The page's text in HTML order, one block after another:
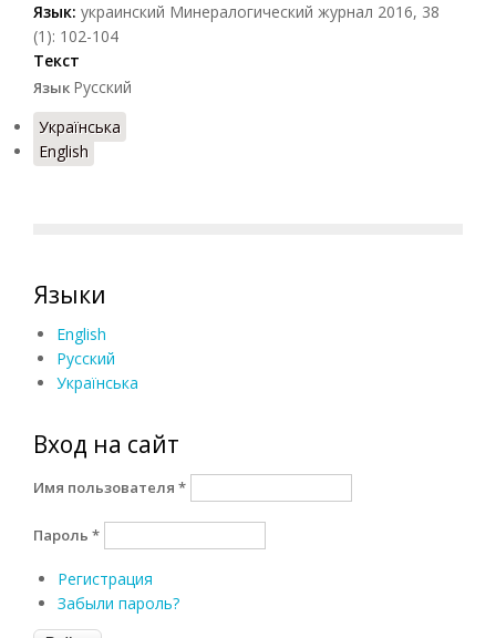
Язык: украинский Минералогический журнал 2016, 38
(1): 102-104
Текст
Язык Русский
Українська
English
Языки
English
Русский
Українська
Вход на сайт
Имя пользователя *
Пароль *
Регистрация
Забыли пароль?